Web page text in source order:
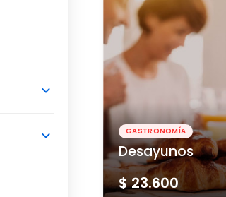
GASTRONOMÍA
Desayunos
$ 23.600